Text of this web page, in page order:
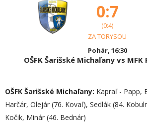
0:7
(0:4)
ZA TORYSOU
Pohár, 16:30
OŠFK Šarišské Michaľany vs
OŠFK Šarišské Michaľany: Kapraľ - Papp,
Harčár, Olejár (76. Kovaľ), Sedlák (84.
Kočik, Minár (46. Bednár)